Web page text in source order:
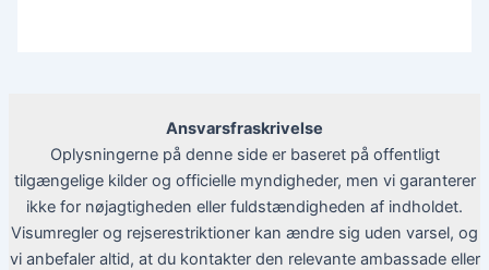
Ansvarsfraskrivelse
Oplysningerne på denne side er baseret på offentligt
tilgængelige kilder og officielle myndigheder, men vi garanterer
ikke for nøjagtigheden eller fuldstændigheden af indholdet.
Visumregler og rejserestriktioner kan ændre sig uden varsel, og
vi anbefaler altid, at du kontakter den relevante ambassade eller